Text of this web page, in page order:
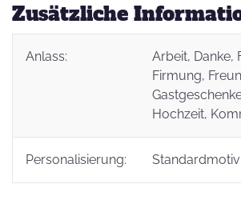
Zusätzliche
Anlass: Arbeit, Danke,
Firmung,
Hochzeit,
Personalisierung: Standardmotiv